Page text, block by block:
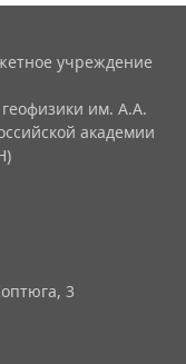
учреждение
геофизики им. А.А.
академии
3